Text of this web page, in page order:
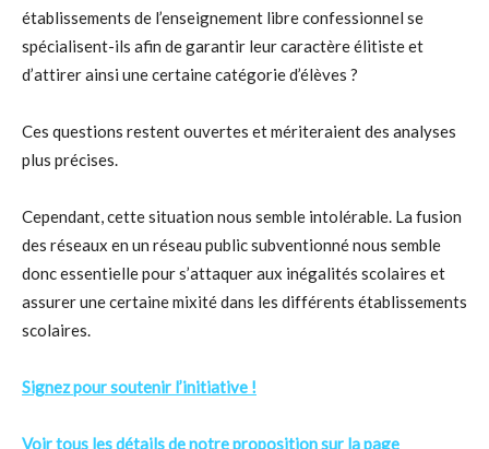
établissements de l’enseignement libre confessionnel se
spécialisent-ils afin de garantir leur caractère élitiste et
d’attirer ainsi une certaine catégorie d’élèves ?
Ces questions restent ouvertes et mériteraient des analyses
plus précises.
Cependant, cette situation nous semble intolérable. La fusion
des réseaux en un réseau public subventionné nous semble
donc essentielle pour s’attaquer aux inégalités scolaires et
assurer une certaine mixité dans les différents établissements
scolaires.
Signez pour soutenir l’initiative !
Voir tous les détails de notre proposition sur la page